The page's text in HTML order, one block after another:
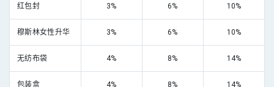
红包封 3% 6% 10%
穆斯林女性升华 3% 6% 10%
无纺布袋 4% 8% 14%
包装盒 4% 8% 14%